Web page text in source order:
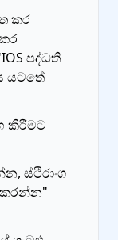
කර
පද්ධති
යටතේ
කිරීමට
ස්ථිරාංග
කරන්න"